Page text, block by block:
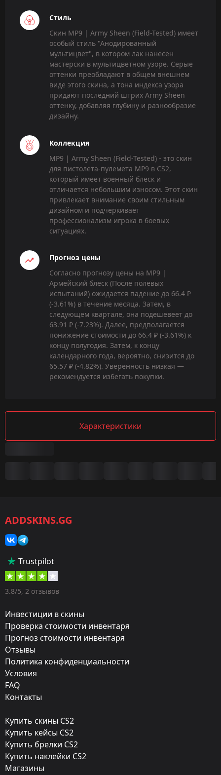
Стиль
Скин MP9 | Army Sheen (Field-Tested) имеет
особый стиль "Анодированный
мультицвет", в котором лак нанесен
мастерски в мультицветном узоре. Серые
оттенки преобладают в общем внешнем
виде этого скина, а тона индекса узора
придают последний штрих Army Sheen
оттенку, добавляя глубину и разнообразие
дизайну.
Коллекция
MP9 | Army Sheen (Field-Tested) - это скин
для пистолета-пулемета MP9 в CS2,
который имеет военный блеск и
отличается небольшим износом. Этот скин
привлекает внимание своим стильным
дизайном и подчеркивает
профессионализм игрока в боевых
ситуациях.
Прогноз цены
Согласно прогнозу цены на MP9 |
Армейский блеск (После полевых
испытаний) ожидается падение до 66.4 ₽
(-3.61%) в течение месяца. Затем, в
следующем квартале, она подешевеет до
63.91 ₽ (-7.23%). Далее, предполагается
понижение стоимости до 66.4 ₽ (-3.61%) к
концу полугодия. Затем, к концу
календарного года, вероятно, снизится до
65.57 ₽ (-4.82%). Уверенность низкая —
рекомендуется избегать покупки.
Характеристики
Категория:
Скины
Пистолеты-пулемёты
Оружие:
Exterior:
После полевых испытаний
Армейский блеск
Finish catalog:
Популярность:
ADDSKINS.GG
Trustpilot
3.8/5, 2 отзывов
Инвестиции в скины
Проверка стоимости инвентаря
Прогноз стоимости инвентаря
Отзывы
Политика конфиденциальности
Условия
FAQ
Контакты
Купить скины CS2
Купить кейсы CS2
Купить брелки CS2
Купить наклейки CS2
Магазины